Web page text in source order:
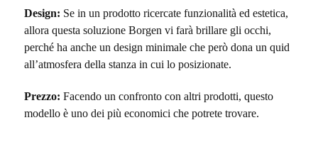
Design: Se in un prodotto ricercate funzionalità ed estetica,
allora questa soluzione Borgen vi farà brillare gli occhi,
perché ha anche un design minimale che però dona un quid
all’atmosfera della stanza in cui lo posizionate.
Prezzo: Facendo un confronto con altri prodotti, questo
modello è uno dei più economici che potrete trovare.